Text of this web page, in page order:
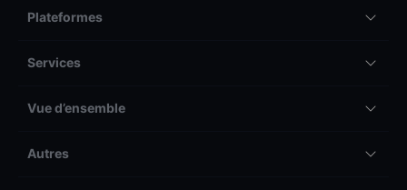
Plateformes
Services
Vue d’ensemble
Autres